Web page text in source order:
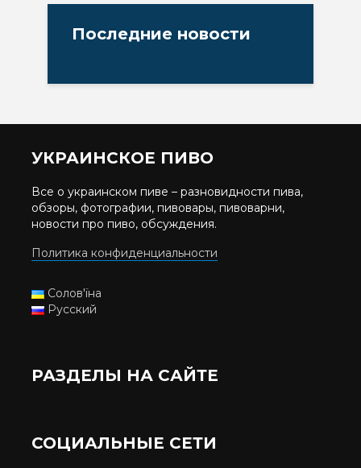
Последние новости
УКРАИНСКОЕ ПИВО
Все о украинском пиве – разновидности пива,
обзоры, фотографии, пивовары, пивоварни,
новости про пиво, обсуждения.
Политика конфиденциальности
Солов'їна
Русский
РАЗДЕЛЫ НА САЙТЕ
СОЦИАЛЬНЫЕ СЕТИ